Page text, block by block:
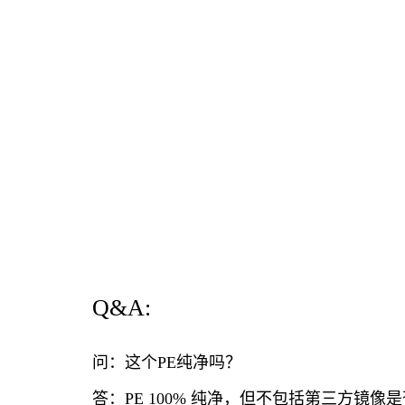
Q&A:
问：这个PE纯净吗？
答：PE 100% 纯净，但不包括第三方镜像